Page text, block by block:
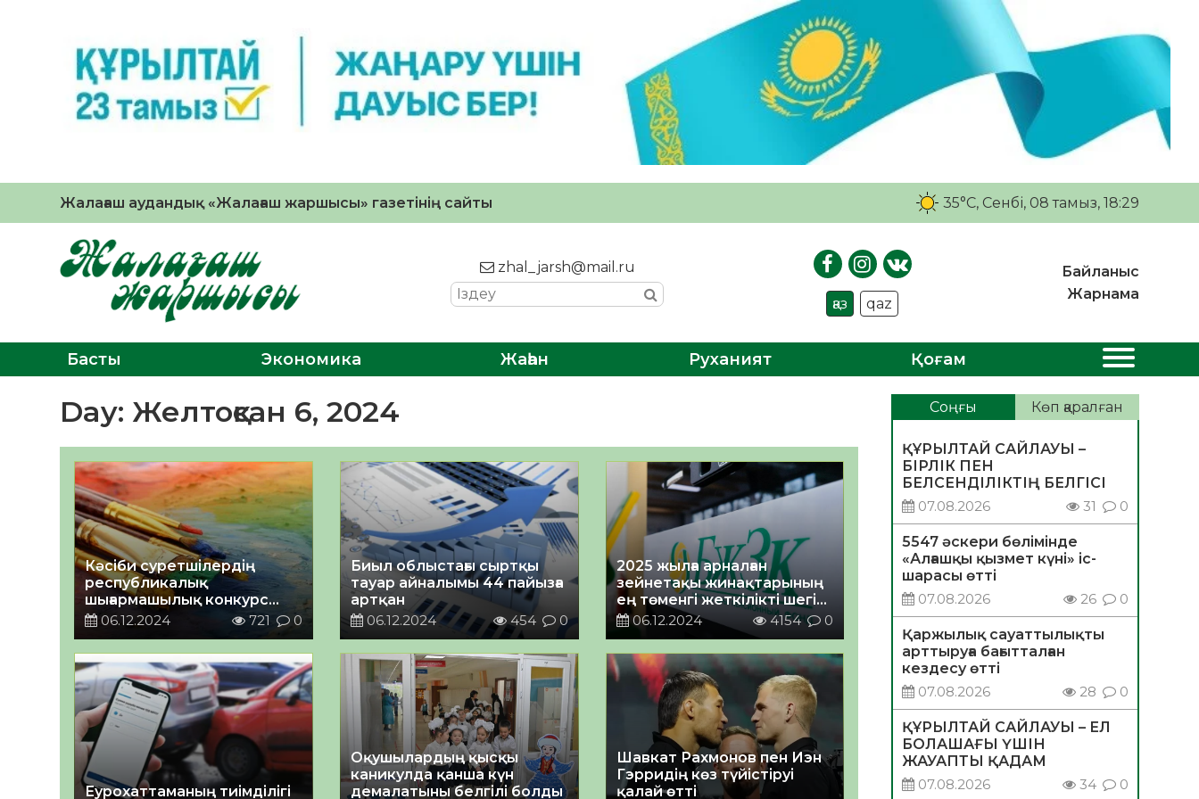
Жалағаш аудандық «Жалағаш жаршысы» газетінің сайты 35°C, Сенбі, 08 тамыз, 18:29
zhal_jarsh@mail.ru
қаз qaz
Байланыс
Жарнама
Басты Экономика Жаһан Руханият Қоғам
Day: Желтоқсан 6, 2024
Кәсіби суретшілердің
республикалық
шығармашылық конкурс
өтеді
06.12.2024 721 0
Биыл облыстағы сыртқы
тауар айналымы 44 пайызға
артқан
06.12.2024
454 0
2025 жылға арналған
зейнетақы жинақтарының
ең төменгі жеткілікті шегі
қандай
06.12.2024 4154 0
Еурохаттаманың тиімділігі
Оқушылардың қысқы
каникулда қанша күн
демалатыны белгілі болды
Шавкат Рахмонов пен Иэн
Гэрридің көз түйістіруі
қалай өтті
Соңғы Көп қаралған
ҚҰРЫЛТАЙ САЙЛАУЫ –
БІРЛІК ПЕН
БЕЛСЕНДІЛІКТІҢ БЕЛГІСІ
07.08.2026
31 0
5547 әскери бөлімінде
«Алғашқы қызмет күні» іс-
шарасы өтті
07.08.2026
26 0
Қаржылық сауаттылықты
арттыруға бағытталған
кездесу өтті
07.08.2026
28 0
ҚҰРЫЛТАЙ САЙЛАУЫ – ЕЛ
БОЛАШАҒЫ ҮШІН
ЖАУАПТЫ ҚАДАМ
07.08.2026
34 0